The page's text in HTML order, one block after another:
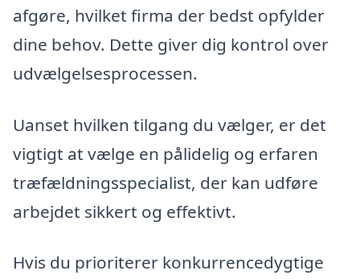
afgøre, hvilket firma der bedst opfylder
dine behov. Dette giver dig kontrol over
udvælgelsesprocessen.
Uanset hvilken tilgang du vælger, er det
vigtigt at vælge en pålidelig og erfaren
træfældningsspecialist, der kan udføre
arbejdet sikkert og effektivt.
Hvis du prioriterer konkurrencedygtige